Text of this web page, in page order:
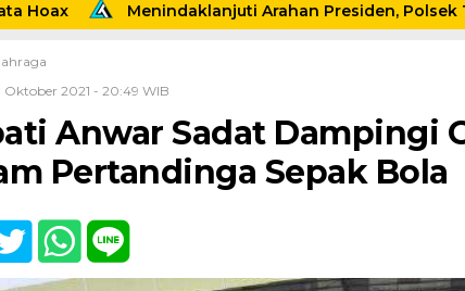
Menindaklanjuti Arahan Presiden, Polsek Tebing
Oktober 2021 - 20:49 WIB
Anwar Sadat Dampingi
Pertandinga Sepak Bola